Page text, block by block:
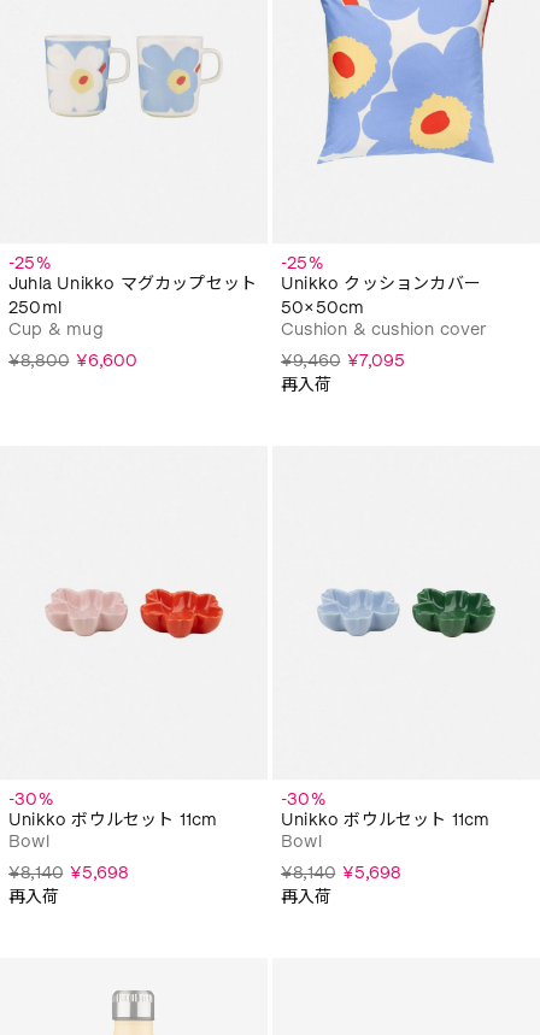
-25%
Juhla Unikko マグカップセット
250ml
Cup & mug
¥8,800 ¥6,600
-25%
Unikko クッションカバー
50×50cm
Cushion & cushion cover
¥9,460 ¥7,095
再入荷
-30%
Unikko ボウルセット 11cm
Bowl
¥8,140 ¥5,698
再入荷
-30%
Unikko ボウルセット 11cm
Bowl
¥8,140 ¥5,698
再入荷